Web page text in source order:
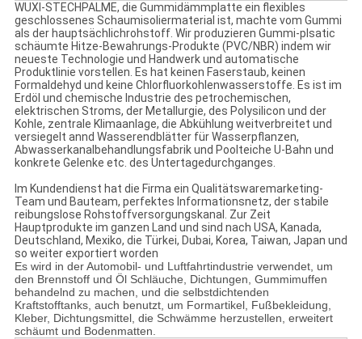
WUXI-STECHPALME, die Gummidämmplatte ein flexibles
geschlossenes Schaumisoliermaterial ist, machte vom Gummi
als der hauptsächlichrohstoff. Wir produzieren Gummi-plsatic
schäumte Hitze-Bewahrungs-Produkte (PVC/NBR) indem wir
neueste Technologie und Handwerk und automatische
Produktlinie vorstellen. Es hat keinen Faserstaub, keinen
Formaldehyd und keine Chlorfluorkohlenwasserstoffe. Es ist im
Erdöl und chemische Industrie des petrochemischen,
elektrischen Stroms, der Metallurgie, des Polysilicon und der
Kohle, zentrale Klimaanlage, die Abkühlung weitverbreitet und
versiegelt annd Wasserendblätter für Wasserpflanzen,
Abwasserkanalbehandlungsfabrik und Poolteiche U-Bahn und
konkrete Gelenke etc. des Untertagedurchganges.
Im Kundendienst hat die Firma ein Qualitätswaremarketing-
Team und Bauteam, perfektes Informationsnetz, der stabile
reibungslose Rohstoffversorgungskanal. Zur Zeit
Hauptprodukte im ganzen Land und sind nach USA, Kanada,
Deutschland, Mexiko, die Türkei, Dubai, Korea, Taiwan, Japan und
so weiter exportiert worden
Es wird in der Automobil- und Luftfahrtindustrie verwendet, um
den Brennstoff und Öl Schläuche, Dichtungen, Gummimuffen
behandelnd zu machen, und die selbstdichtenden
Kraftstofftanks, auch benutzt, um Formartikel, Fußbekleidung,
Kleber, Dichtungsmittel, die Schwämme herzustellen, erweitert
schäumt und Bodenmatten.